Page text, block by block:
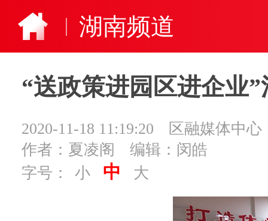
湖南频道
“送政策进园区进企业
2020-11-18 11:19:20
区融媒体中心
作者：夏凌阁
编辑：闵皓
字号：
小 中 大